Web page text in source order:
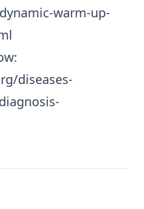
warm-up-
diseases-